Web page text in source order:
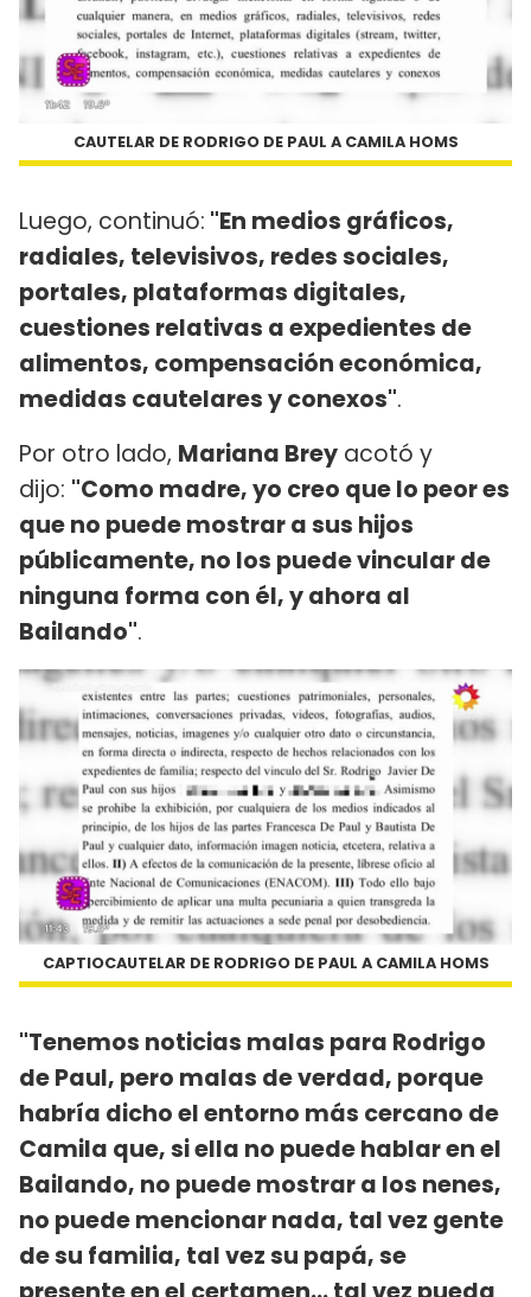
CAUTELAR DE RODRIGO DE PAUL A CAMILA HOMS
Luego, continuó: "En medios gráficos,
radiales, televisivos, redes sociales,
portales, plataformas digitales,
cuestiones relativas a expedientes de
alimentos, compensación económica,
medidas cautelares y conexos".
Por otro lado, Mariana Brey acotó y
dijo: "Como madre, yo creo que lo peor es
que no puede mostrar a sus hijos
públicamente, no los puede vincular de
ninguna forma con él, y ahora al
Bailando".
CAPTIOCAUTELAR DE RODRIGO DE PAUL A CAMILA HOMS
"Tenemos noticias malas para Rodrigo
de Paul, pero malas de verdad, porque
habría dicho el entorno más cercano de
Camila que, si ella no puede hablar en el
Bailando, no puede mostrar a los nenes,
no puede mencionar nada, tal vez gente
de su familia, tal vez su papá, se